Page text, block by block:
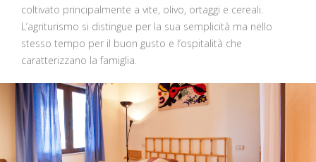
coltivato principalmente a vite, olivo, ortaggi e cereali.
L’agriturismo si distingue per la sua semplicità ma nello
stesso tempo per il buon gusto e l’ospitalità che
caratterizzano la famiglia.